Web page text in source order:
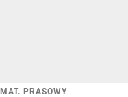
MAT. PRASOWY